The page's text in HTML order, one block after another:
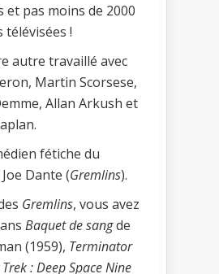
et pas moins de 2000
!
autre travaillé avec
Martin Scorsese,
Allan Arkush et
fétiche du
Dante (Gremlins).
Gremlins, vous avez
Baquet de sangde
(1959), Terminator
: Deep Space Nine